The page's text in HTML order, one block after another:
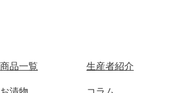
商品一覧 生産者紹介